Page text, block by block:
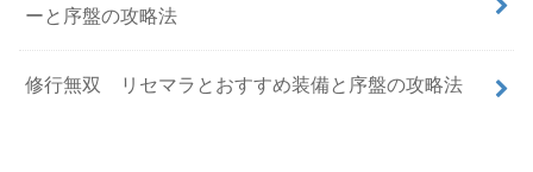
ーと序盤の攻略法
修行無双 リセマラとおすすめ装備と序盤の攻略法